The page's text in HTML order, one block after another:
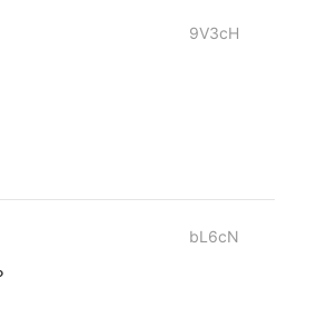
9V3cH
bL6cN